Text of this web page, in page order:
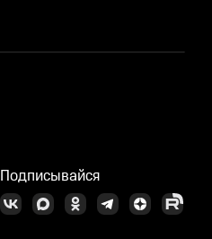
Подписывайся